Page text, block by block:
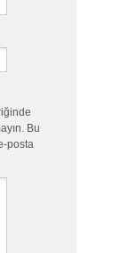
Bu
posta